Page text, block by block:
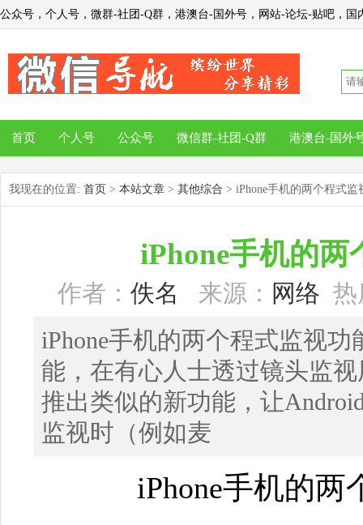
公众号，个人号，微群-社团-Q群，港澳台-国外号，网站-论坛-贴吧，
首页 个人号 公众号 微信群-社团-Q群 港澳台-国外
我现在的位置: 首页 > 本站文章 > 其他综合 > iPhone手机的两个程式监
iPhone手机的两
作者： 佚名 来源： 网络 热
iPhone手机的两个程式监视功
能，在有心人士透过镜头监
推出类似的新功能，让
监视时（例如麦
iPhone手机的两